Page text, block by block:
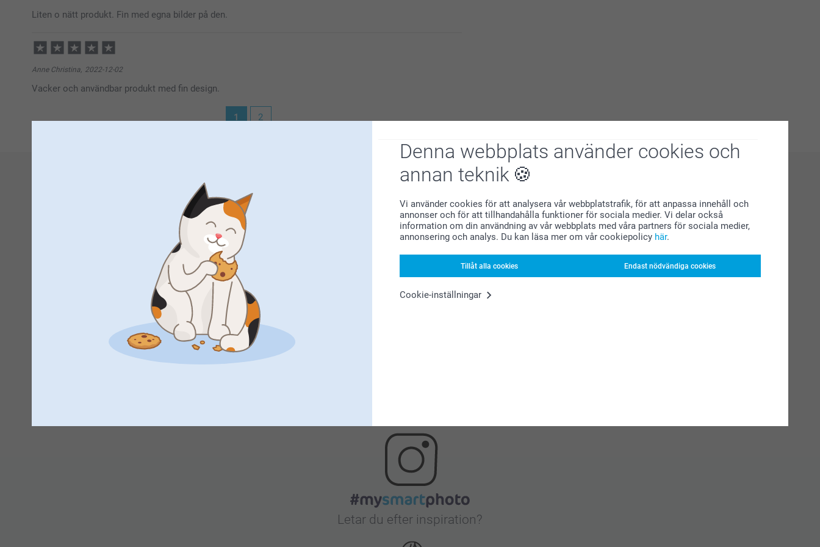
Denna webbplats använder cookies och
annan teknik
Vi använder cookies för att analysera vår webbplatstrafik, för att anpassa innehåll och
annonser och för att tillhandahålla funktioner för sociala medier. Vi delar också
information om din användning av vår webbplats med våra partners för sociala medier,
annonsering och analys. Du kan läsa mer om vår cookiepolicy här.
Tillåt alla cookies Endast nödvändiga cookies
Cookie-inställningar
Liten o nätt produkt. Fin med egna bilder på den.
Anne Christina, 2022-12-02
Vacker och användbar produkt med fin design.
1 2
smartphoto ?
Letar du efter inspiration?